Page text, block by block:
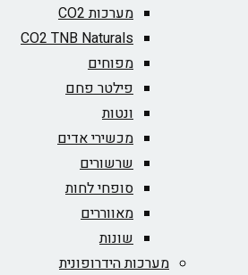
מערכות CO2
CO2 TNB Naturals
מפוחים
פילטר פחם
ונטות
מכשירי אדים
שרשורים
סופחי לחות
מאווררים
שונות
מערכות הידרופונית